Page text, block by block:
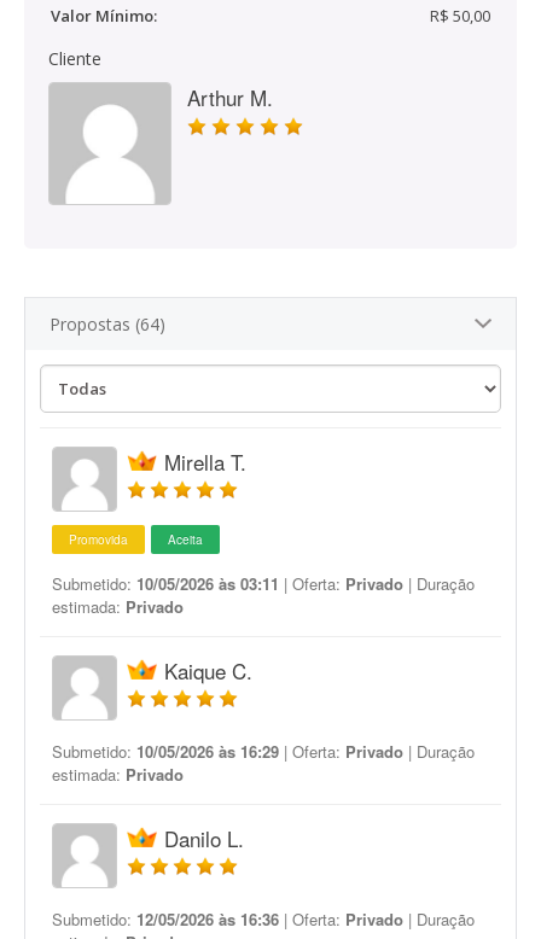
Valor Mínimo:
R$ 50,00
Cliente
Arthur M.
Propostas (64)
Mirella T.
Promovida Aceita
Submetido: 10/05/2026 às 03:11 | Oferta: Privado | Duração
estimada: Privado
Kaique C.
Submetido: 10/05/2026 às 16:29 | Oferta: Privado | Duração
estimada: Privado
Danilo L.
Submetido: 12/05/2026 às 16:36 | Oferta: Privado | Duração